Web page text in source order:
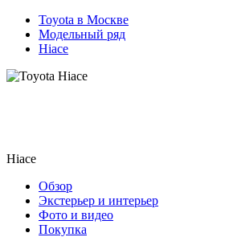
Toyota в Москве
Модельный ряд
Hiace
Hiace
Обзор
Экстерьер и интерьер
Фото и видео
Покупка